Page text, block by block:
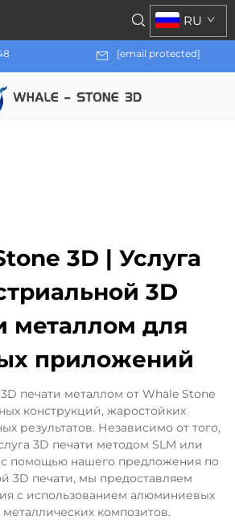
[email protected]
RU
3D | Услуга
3D
металлом для
приложений
печати металлом от Whale Stone
конструкций, жаростойких
результатов. Независимо от того,
3D печати методом SLM или
с помощью нашего предложения по
3D печати, мы предоставляем
с использованием алюминиевых
композитов.